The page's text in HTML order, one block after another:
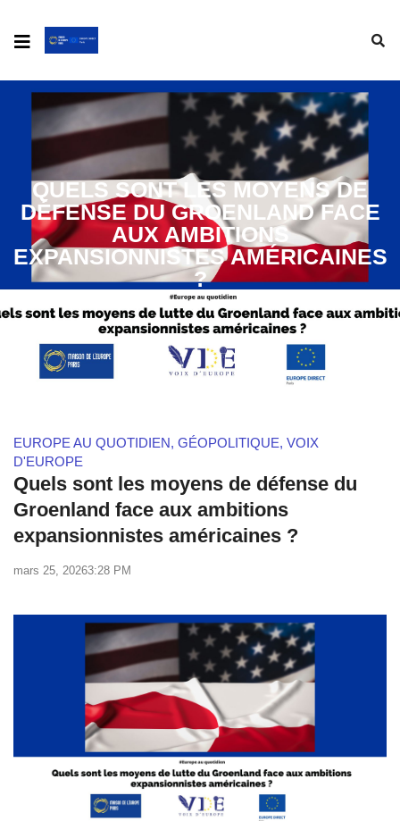
QUELS SONT LES MOYENS DE
DÉFENSE DU GROENLAND FACE
AUX AMBITIONS
EXPANSIONNISTES AMÉRICAINES
?
EUROPE AU QUOTIDIEN, GÉOPOLITIQUE, VOIX
D'EUROPE
Quels sont les moyens de défense du
Groenland face aux ambitions
expansionnistes américaines ?
mars 25, 20263:28 PM